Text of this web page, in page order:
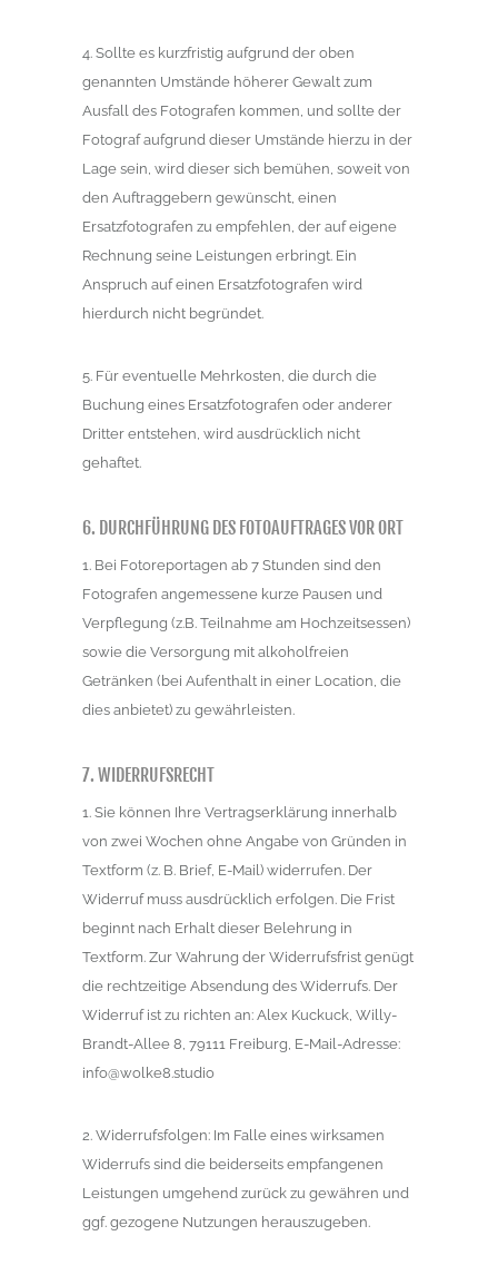
4. Sollte es kurzfristig aufgrund der oben
genannten Umstände höherer Gewalt zum
Ausfall des Fotografen kommen, und sollte der
Fotograf aufgrund dieser Umstände hierzu in der
Lage sein, wird dieser sich bemühen, soweit von
den Auftraggebern gewünscht, einen
Ersatzfotografen zu empfehlen, der auf eigene
Rechnung seine Leistungen erbringt. Ein
Anspruch auf einen Ersatzfotografen wird
hierdurch nicht begründet.
5. Für eventuelle Mehrkosten, die durch die
Buchung eines Ersatzfotografen oder anderer
Dritter entstehen, wird ausdrücklich nicht
gehaftet.
6. DURCHFÜHRUNG DES FOTOAUFTRAGES VOR ORT
1. Bei Fotoreportagen ab 7 Stunden sind den
Fotografen angemessene kurze Pausen und
Verpflegung (z.B. Teilnahme am Hochzeitsessen)
sowie die Versorgung mit alkoholfreien
Getränken (bei Aufenthalt in einer Location, die
dies anbietet) zu gewährleisten.
7. WIDERRUFSRECHT
1. Sie können Ihre Vertragserklärung innerhalb
von zwei Wochen ohne Angabe von Gründen in
Textform (z. B. Brief, E-Mail) widerrufen. Der
Widerruf muss ausdrücklich erfolgen. Die Frist
beginnt nach Erhalt dieser Belehrung in
Textform. Zur Wahrung der Widerrufsfrist genügt
die rechtzeitige Absendung des Widerrufs. Der
Widerruf ist zu richten an: Alex Kuckuck, Willy-
Brandt-Allee 8, 79111 Freiburg, E-Mail-Adresse:
info@wolke8.studio
2. Widerrufsfolgen: Im Falle eines wirksamen
Widerrufs sind die beiderseits empfangenen
Leistungen umgehend zurück zu gewähren und
ggf. gezogene Nutzungen herauszugeben.